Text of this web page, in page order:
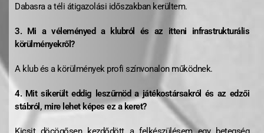
Dabasra a téli átigazolási időszakban kerültem.
3. Mi a véleményed a klubról és az itteni infrastrukturális
körülményekről?
A klub és a körülmények profi színvonalon működnek.
4. Mit sikerült eddig leszűrnöd a játékostársakról és az edzői
stábról, mire lehet képes ez a keret?